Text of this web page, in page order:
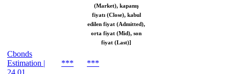
(Market), kapanış
fiyatı (Close), kabul
edilen fiyat (Admitted),
orta fiyat (Mid), son
fiyat (Last)]
Cbonds
Estimation |
24.01
*** ***